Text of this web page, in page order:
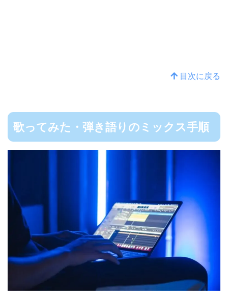
目次に戻る
歌ってみた・弾き語りのミックス手順